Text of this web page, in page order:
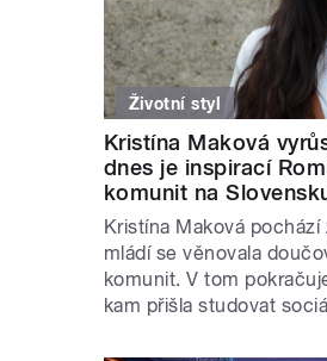
Životní styl
Kristína Maková
dnes je inspirací
komunit na
Kristína Maková
mládí se věnovala
komunit. V tom
kam přišla studovat